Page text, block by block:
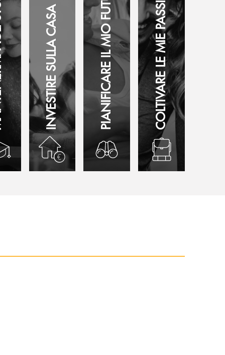
INVESTIRE SULLA CASA PIANIFICARE IL MIO FUTURO COLTIVARE LE MIE PASSIONI